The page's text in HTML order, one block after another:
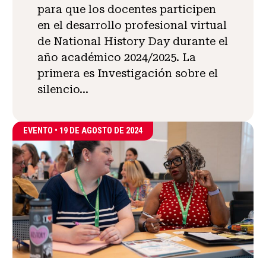
para que los docentes participen
en el desarrollo profesional virtual
de National History Day durante el
año académico 2024/2025. La
primera es Investigación sobre el
silencio...
EVENTO • 19 DE AGOSTO DE 2024